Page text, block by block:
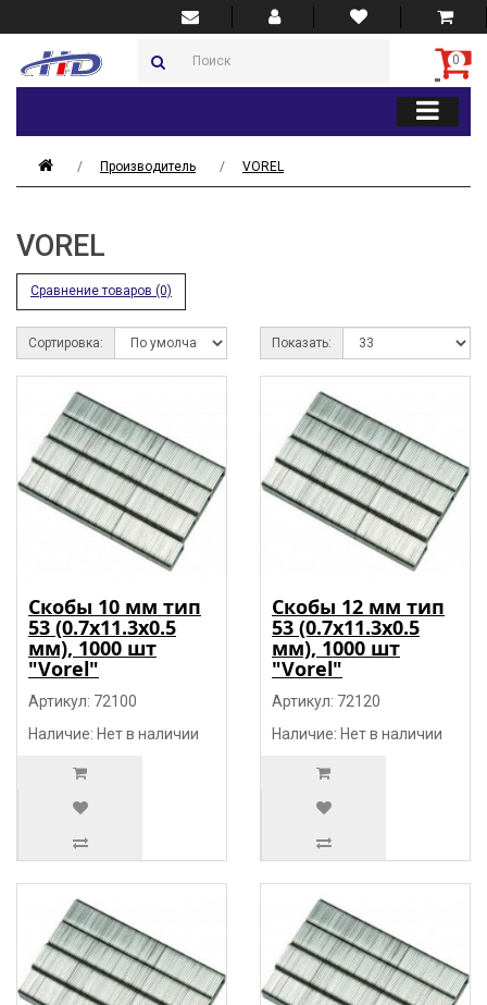
0
Производитель VOREL
VOREL
Сравнение товаров (0)
Сортировка: Показать:
Скобы 10 мм тип
53 (0.7х11.3х0.5
мм), 1000 шт
"Vorel"
Артикул: 72100
Наличие: Нет в наличии
Скобы 12 мм тип
53 (0.7х11.3х0.5
мм), 1000 шт
"Vorel"
Артикул: 72120
Наличие: Нет в наличии